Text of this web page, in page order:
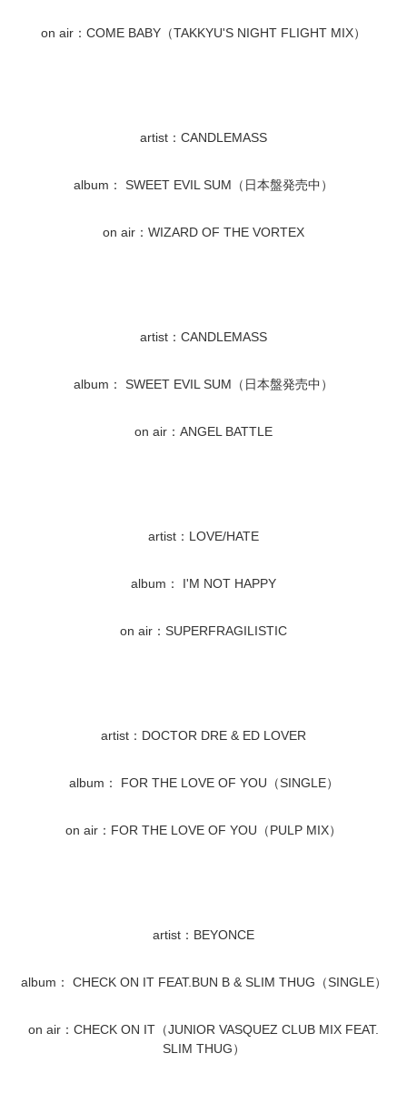
on air：COME BABY（TAKKYU'S NIGHT FLIGHT MIX）
artist：CANDLEMASS
album： SWEET EVIL SUM（日本盤発売中）
on air：WIZARD OF THE VORTEX
artist：CANDLEMASS
album： SWEET EVIL SUM（日本盤発売中）
on air：ANGEL BATTLE
artist：LOVE/HATE
album： I'M NOT HAPPY
on air：SUPERFRAGILISTIC
artist：DOCTOR DRE & ED LOVER
album： FOR THE LOVE OF YOU（SINGLE）
on air：FOR THE LOVE OF YOU（PULP MIX）
artist：BEYONCE
album： CHECK ON IT FEAT.BUN B & SLIM THUG（SINGLE）
on air：CHECK ON IT（JUNIOR VASQUEZ CLUB MIX FEAT.
SLIM THUG）